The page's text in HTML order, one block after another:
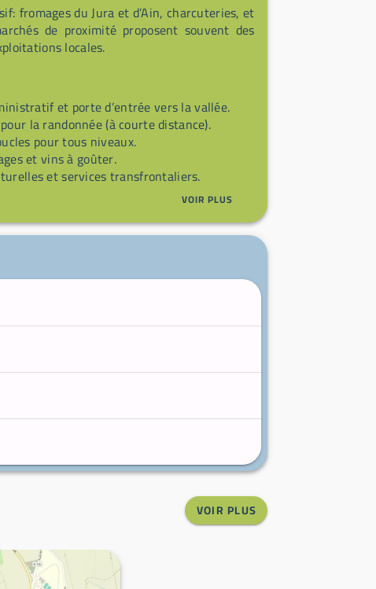
fromages du Jura et d’Ain, charcuteries, et
de proximité proposent souvent des
locales.
et porte d’entrée vers la vallée.
la randonnée (à courte distance).
pour tous niveaux.
et vins à goûter.
et services transfrontaliers.
VOIR PLUS
VOIR PLUS